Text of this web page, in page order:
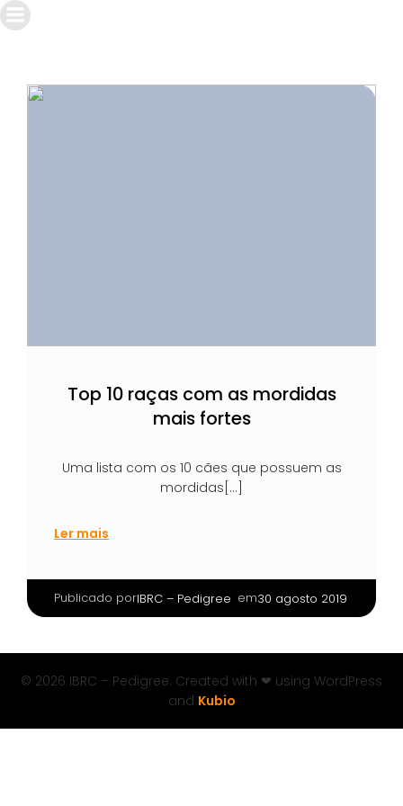
Top 10 raças com as mordidas
mais fortes
Uma lista com os 10 cães que possuem as
mordidas[…]
Ler mais
Publicado porIBRC – Pedigree em30 agosto 2019
© 2026 IBRC – Pedigree. Created with ❤ using WordPress
and Kubio